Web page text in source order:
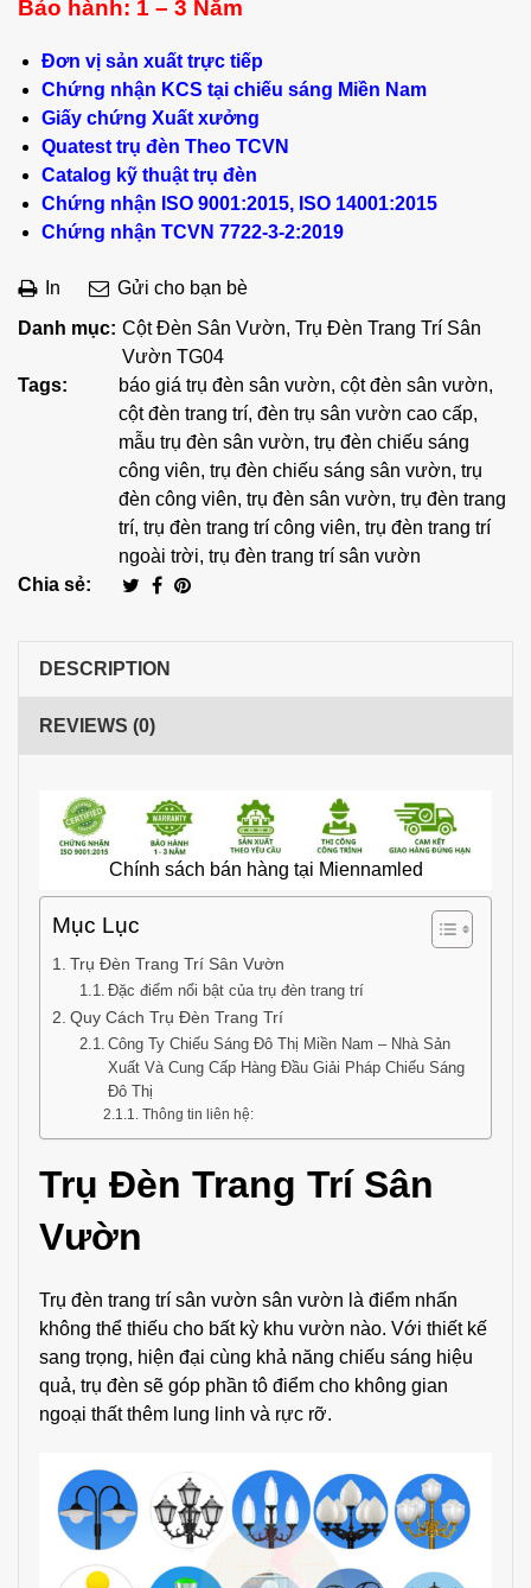
Bảo hành: 1 – 3 Năm
Đơn vị sản xuất trực tiếp
Chứng nhận KCS tại chiếu sáng Miền Nam
Giấy chứng Xuất xưởng
Quatest trụ đèn Theo TCVN
Catalog kỹ thuật trụ đèn
Chứng nhận ISO 9001:2015, ISO 14001:2015
Chứng nhận TCVN 7722-3-2:2019
In
Gửi cho bạn bè
Danh mục: Cột Đèn Sân Vườn, Trụ Đèn Trang Trí Sân
Vườn TG04
Tags:
báo giá trụ đèn sân vườn, cột đèn sân vườn,
cột đèn trang trí, đèn trụ sân vườn cao cấp,
mẫu trụ đèn sân vườn, trụ đèn chiếu sáng
công viên, trụ đèn chiếu sáng sân vườn, trụ
đèn công viên, trụ đèn sân vườn, trụ đèn trang
trí, trụ đèn trang trí công viên, trụ đèn trang trí
ngoài trời, trụ đèn trang trí sân vườn
Chia sẻ:
DESCRIPTION
REVIEWS (0)
Chính sách bán hàng tại Miennamled
Mục Lục
Trụ Đèn Trang Trí Sân Vườn
Đặc điểm nổi bật của trụ đèn trang trí
Quy Cách Trụ Đèn Trang Trí
Công Ty Chiếu Sáng Đô Thị Miền Nam – Nhà Sản
Xuất Và Cung Cấp Hàng Đầu Giải Pháp Chiếu Sáng
Đô Thị
Thông tin liên hệ:
Trụ Đèn Trang Trí Sân
Vườn
Trụ đèn trang trí sân vườn sân vườn là điểm nhấn
không thể thiếu cho bất kỳ khu vườn nào. Với thiết kế
sang trọng, hiện đại cùng khả năng chiếu sáng hiệu
quả, trụ đèn sẽ góp phần tô điểm cho không gian
ngoại thất thêm lung linh và rực rỡ.